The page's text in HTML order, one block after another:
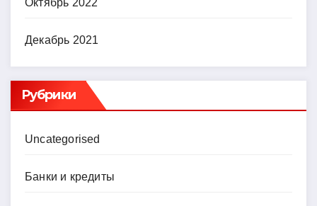
Октябрь 2022
Декабрь 2021
Рубрики
Uncategorised
Банки и кредиты